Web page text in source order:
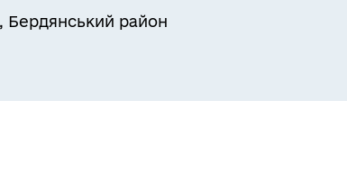
Бердянський район